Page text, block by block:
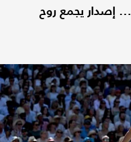
ساعة Rado Captain Cook... إصدار يجمع روح